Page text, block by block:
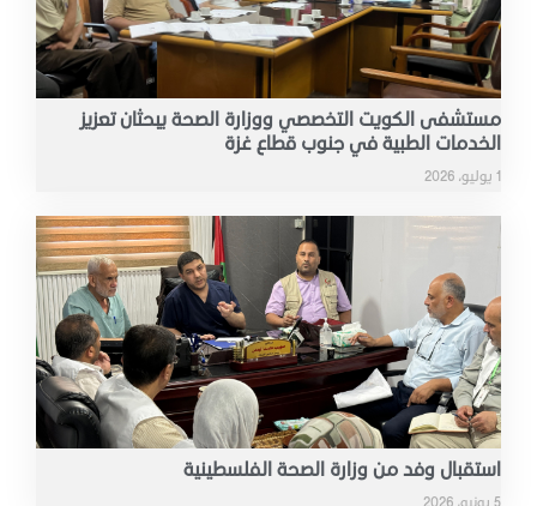
مستشفى الكويت التخصصي ووزارة الصحة يبحثان تعزيز
الخدمات الطبية في جنوب قطاع غزة
1 يوليو، 2026
استقبال وفد من وزارة الصحة الفلسطينية
5 يونيو، 2026